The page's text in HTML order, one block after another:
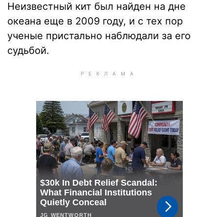
Неизвестный кит был найден на дне
океана еще в 2009 году, и с тех пор
ученые пристально наблюдали за его
судьбой.